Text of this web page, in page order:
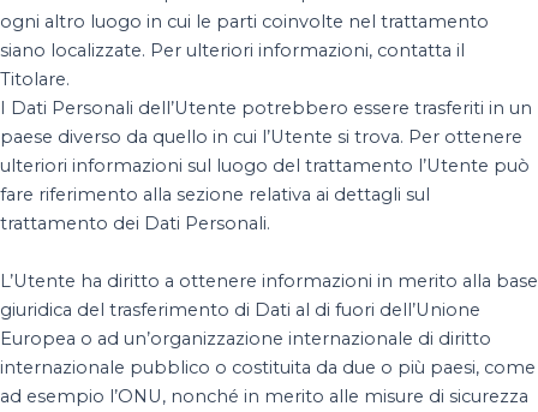
ogni altro luogo in cui le parti coinvolte nel trattamento
siano localizzate. Per ulteriori informazioni, contatta il
Titolare.
I Dati Personali dell’Utente potrebbero essere trasferiti in un
paese diverso da quello in cui l’Utente si trova. Per ottenere
ulteriori informazioni sul luogo del trattamento l’Utente può
fare riferimento alla sezione relativa ai dettagli sul
trattamento dei Dati Personali.
L’Utente ha diritto a ottenere informazioni in merito alla base
giuridica del trasferimento di Dati al di fuori dell’Unione
Europea o ad un’organizzazione internazionale di diritto
internazionale pubblico o costituita da due o più paesi, come
ad esempio l’ONU, nonché in merito alle misure di sicurezza